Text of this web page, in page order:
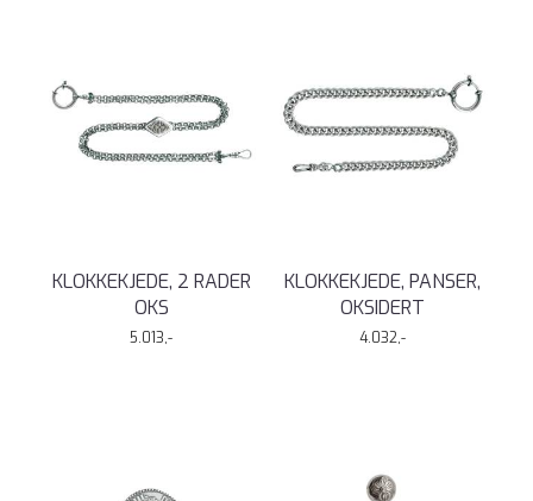
KLOKKEKJEDE, 2 RADER
OKS
5.013,-
KLOKKEKJEDE, PANSER,
OKSIDERT
4.032,-